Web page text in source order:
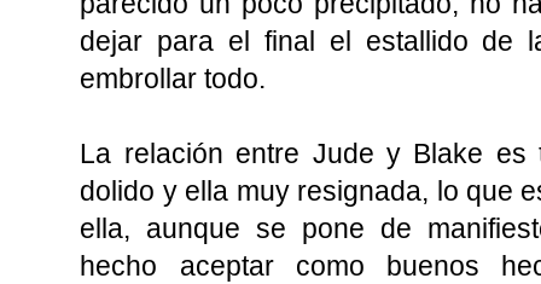
dejar para el final el estallido de
embrollar todo.
La relación entre Jude y Blake
dolido y ella muy resignada, lo que
ella, aunque se pone de
hecho aceptar como buenos